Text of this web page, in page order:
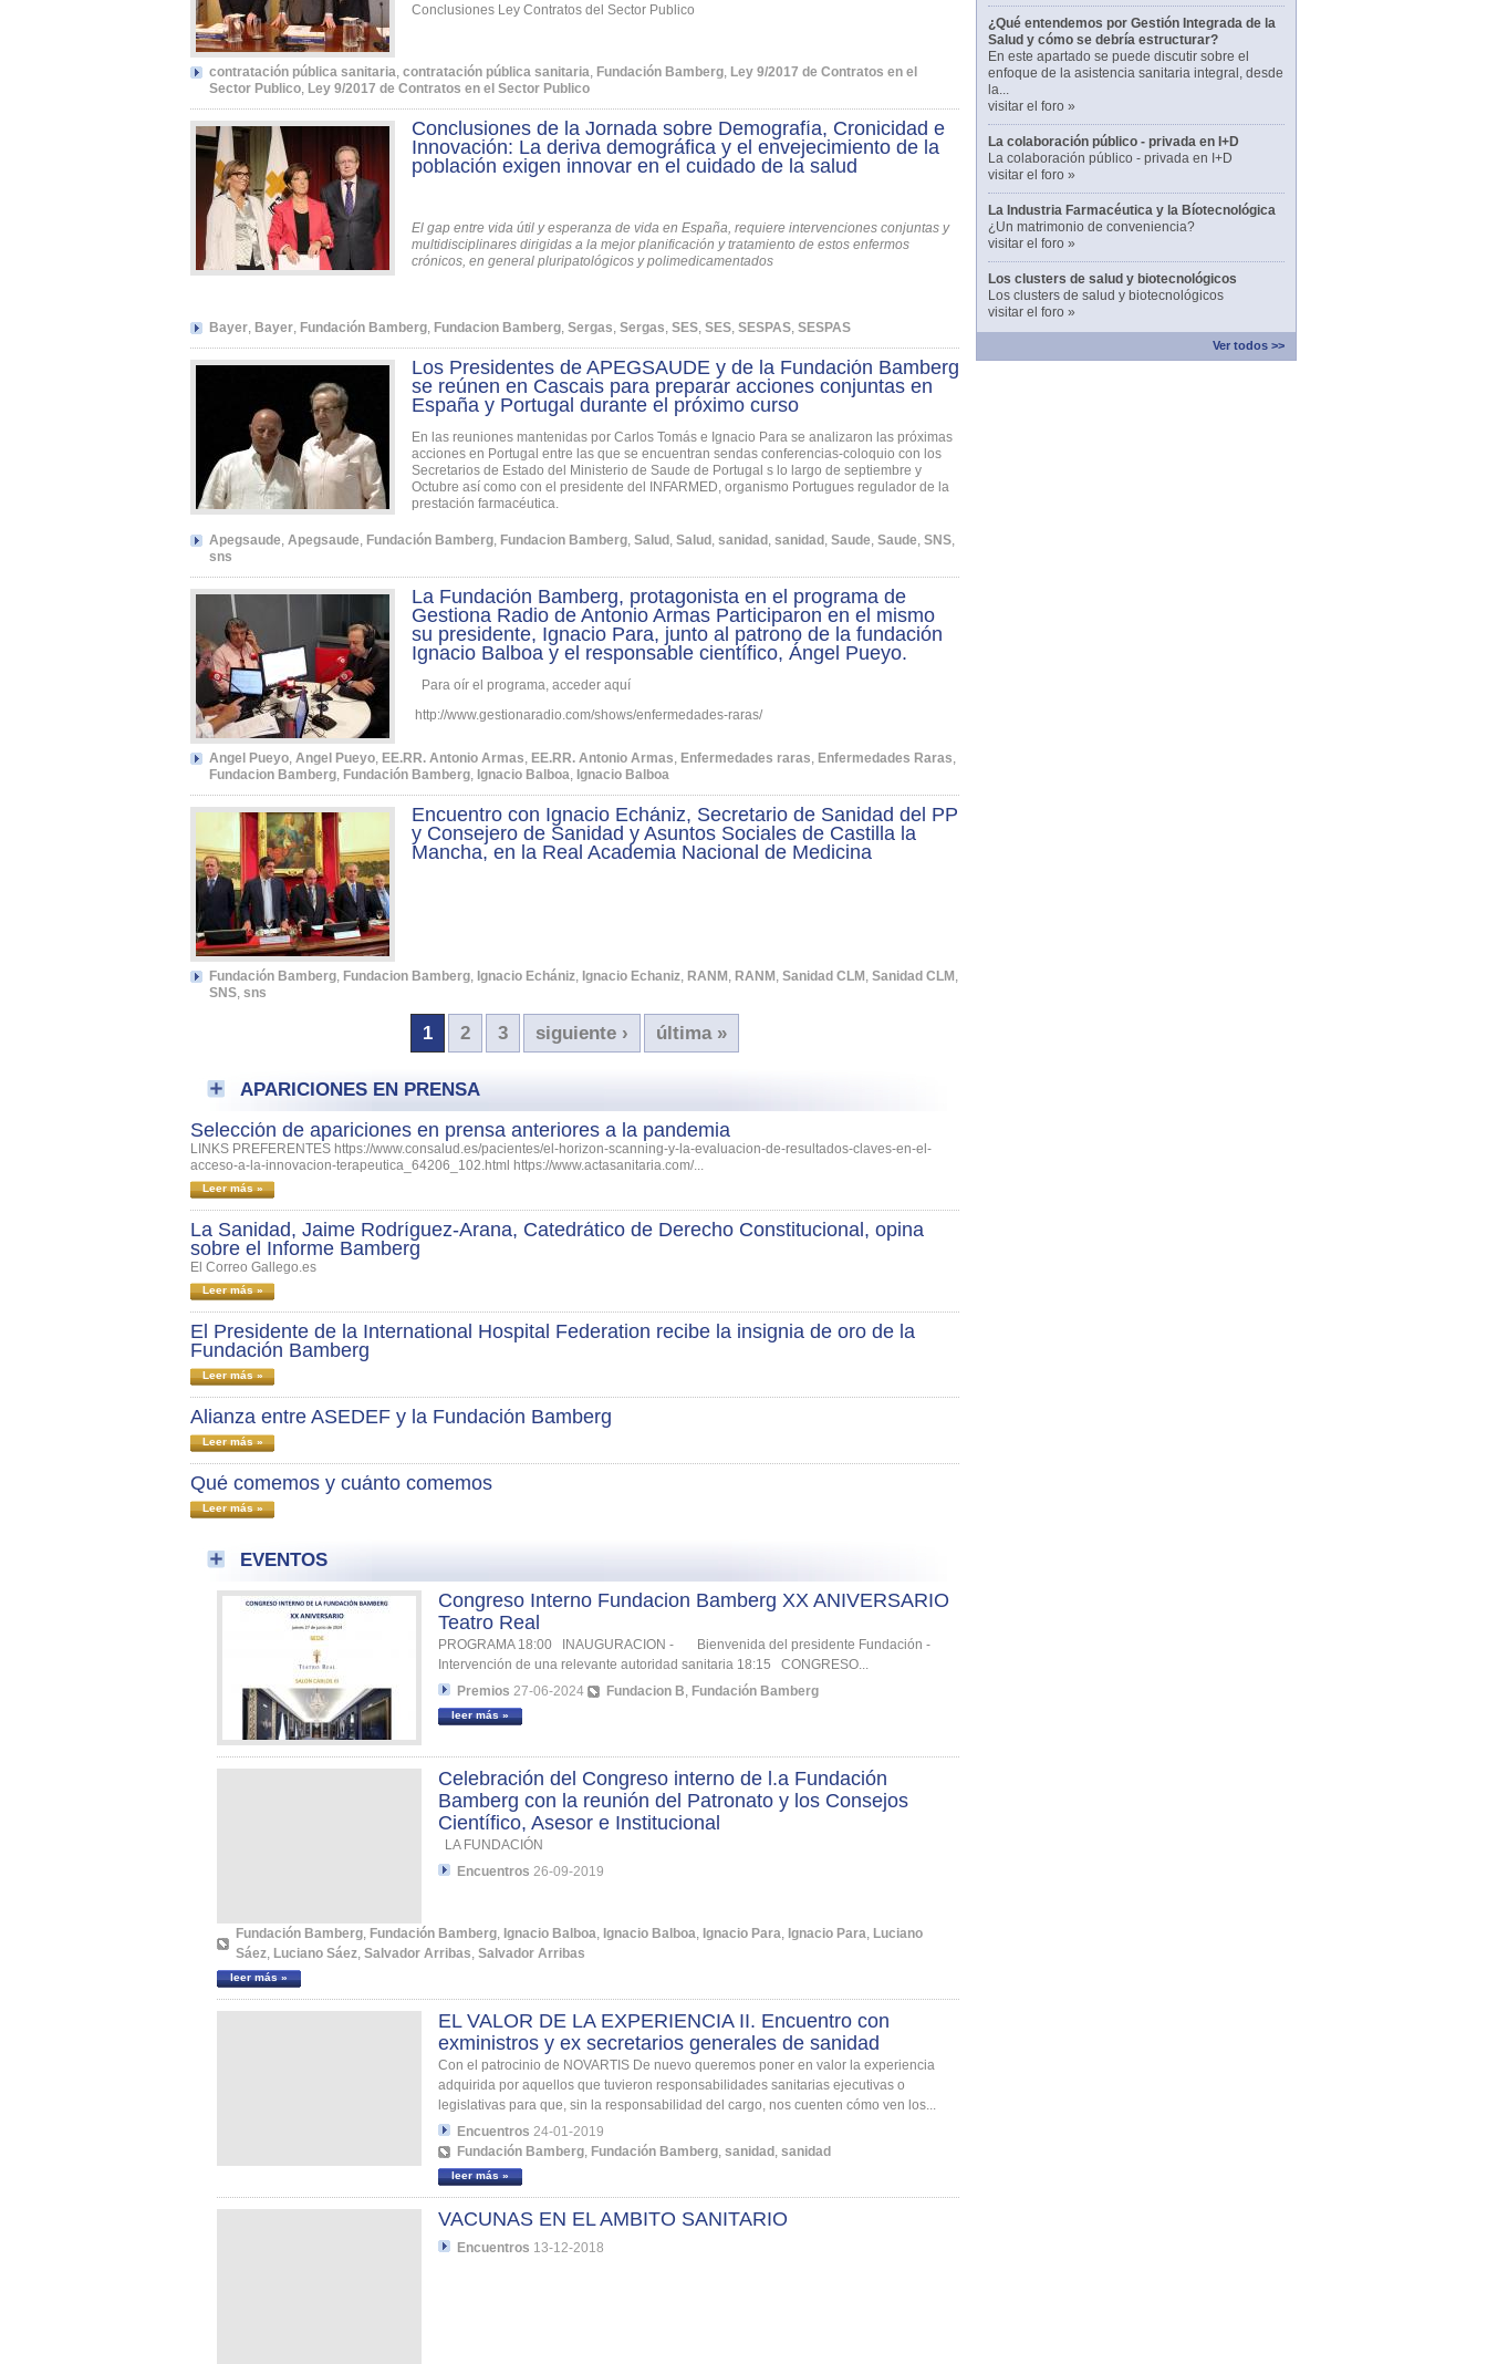
¿Qué entendemos por Gestión Integrada de la
Salud y cómo se debría estructurar?
En este apartado se puede discutir sobre el
enfoque de la asistencia sanitaria integral, desde
la...
visitar el foro »
La colaboración público - privada en I+D
La colaboración público - privada en I+D
visitar el foro »
La Industria Farmacéutica y la Bíotecnológica
¿Un matrimonio de conveniencia?
visitar el foro »
Los clusters de salud y biotecnológicos
Los clusters de salud y biotecnológicos
visitar el foro »
Ver todos >>
Conclusiones Ley Contratos del Sector Publico
contratación pública sanitaria contratación pública sanitaria Fundación Bamberg Ley 9/2017 de Contratos en el
Sector Publico Ley 9/2017 de Contratos en el Sector Publico
Conclusiones de la Jornada sobre Demografía, Cronicidad e
Innovación: La deriva demográfica y el envejecimiento de la
población exigen innovar en el cuidado de la salud
El gap entre vida útil y esperanza de vida en España, requiere intervenciones conjuntas y
multidisciplinares dirigidas a la mejor planificación y tratamiento de estos enfermos
crónicos, en general pluripatológicos y polimedicamentados
Bayer Bayer Fundación Bamberg Fundacion Bamberg Sergas Sergas SES SES SESPAS SESPAS
Los Presidentes de APEGSAUDE y de la Fundación Bamberg
se reúnen en Cascais para preparar acciones conjuntas en
España y Portugal durante el próximo curso
En las reuniones mantenidas por Carlos Tomás e Ignacio Para se analizaron las próximas
acciones en Portugal entre las que se encuentran sendas conferencias-coloquio con los
Secretarios de Estado del Ministerio de Saude de Portugal s lo largo de septiembre y
Octubre así como con el presidente del INFARMED, organismo Portugues regulador de la
prestación farmacéutica.
Apegsaude Apegsaude Fundación Bamberg Fundacion Bamberg Salud Salud sanidad sanidad Saude Saude SNS
sns
La Fundación Bamberg, protagonista en el programa de
Gestiona Radio de Antonio Armas Participaron en el mismo
su presidente, Ignacio Para, junto al patrono de la fundación
Ignacio Balboa y el responsable científico, Ángel Pueyo.
Para oír el programa, acceder aquí
http://www.gestionaradio.com/shows/enfermedades-raras/
Angel Pueyo Angel Pueyo EE.RR. Antonio Armas EE.RR. Antonio Armas Enfermedades raras Enfermedades Raras
Fundacion Bamberg Fundación Bamberg Ignacio Balboa Ignacio Balboa
Encuentro con Ignacio Echániz, Secretario de Sanidad del PP
y Consejero de Sanidad y Asuntos Sociales de Castilla la
Mancha, en la Real Academia Nacional de Medicina
Fundación Bamberg Fundacion Bamberg Ignacio Echániz Ignacio Echaniz RANM RANM Sanidad CLM Sanidad CLM
SNS sns
1 2 3 siguiente › última »
APARICIONES EN PRENSA
Selección de apariciones en prensa anteriores a la pandemia
LINKS PREFERENTES https://www.consalud.es/pacientes/el-horizon-scanning-y-la-evaluacion-de-resultados-claves-en-el-
acceso-a-la-innovacion-terapeutica_64206_102.html https://www.actasanitaria.com/...
Leer más »
La Sanidad, Jaime Rodríguez-Arana, Catedrático de Derecho Constitucional, opina
sobre el Informe Bamberg
El Correo Gallego.es
Leer más »
El Presidente de la International Hospital Federation recibe la insignia de oro de la
Fundación Bamberg
Leer más »
Alianza entre ASEDEF y la Fundación Bamberg
Leer más »
Qué comemos y cuánto comemos
Leer más »
EVENTOS
Congreso Interno Fundacion Bamberg XX ANIVERSARIO
Teatro Real
PROGRAMA 18:00 INAUGURACION - Bienvenida del presidente Fundación -
Intervención de una relevante autoridad sanitaria 18:15 CONGRESO...
Premios 27-06-2024 Fundacion B, Fundación Bamberg
leer más »
Celebración del Congreso interno de l.a Fundación
Bamberg con la reunión del Patronato y los Consejos
Científico, Asesor e Institucional
LA FUNDACIÓN
Encuentros 26-09-2019
Fundación Bamberg, Fundación Bamberg, Ignacio Balboa, Ignacio Balboa, Ignacio Para, Ignacio Para, Luciano
Sáez, Luciano Sáez, Salvador Arribas, Salvador Arribas
leer más »
EL VALOR DE LA EXPERIENCIA II. Encuentro con
exministros y ex secretarios generales de sanidad
Con el patrocinio de NOVARTIS De nuevo queremos poner en valor la experiencia
adquirida por aquellos que tuvieron responsabilidades sanitarias ejecutivas o
legislativas para que, sin la responsabilidad del cargo, nos cuenten cómo ven los...
Encuentros 24-01-2019
Fundación Bamberg, Fundación Bamberg, sanidad , sanidad
leer más »
VACUNAS EN EL AMBITO SANITARIO
Encuentros 13-12-2018